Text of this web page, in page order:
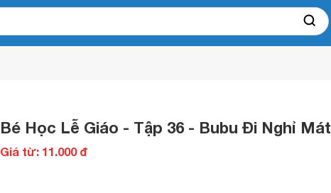
Bé Học Lễ Giáo - Tập 36 - Bubu Đi Nghỉ Mát
Giá từ: 11.000 đ